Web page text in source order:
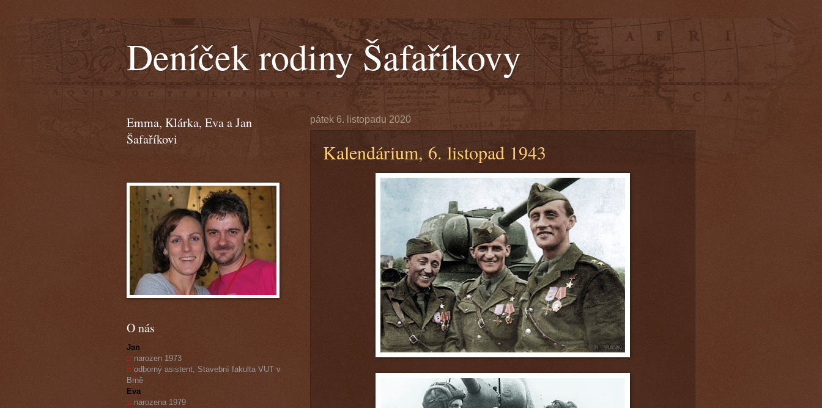
Deníček rodiny Šafaříkovy
pátek 6. listopadu 2020
Kalendárium, 6. listopad 1943
Emma, Klárka, Eva a Jan
Šafaříkovi
O nás
Jan
:: narozen 1973
:: odborný asistent, Stavební fakulta VUT v
Brně
Eva
:: narozena 1979